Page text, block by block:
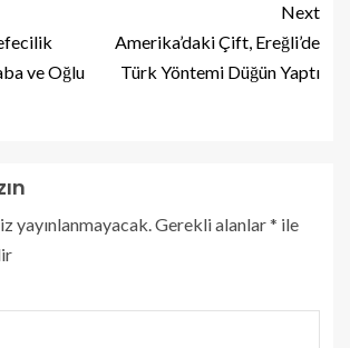
ve Oğlu
Next
Amerika’daki Çift, Ereğli’de
Türk Yöntemi Düğün Yaptı
yayınlanmayacak.Gerekli alanlar* ile